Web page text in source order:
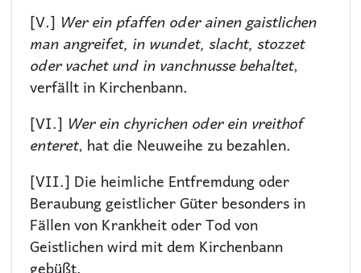
[V.] Wer ein pfaffen oder ainen gaistlichen
man angreifet, in wundet, slacht, stozzet
oder vachet und in vanchnusse behaltet,
verfällt in Kirchenbann.
[VI.] Wer ein chyrichen oder ein vreithof
enteret, hat die Neuweihe zu bezahlen.
[VII.] Die heimliche Entfremdung oder
Beraubung geistlicher Güter besonders in
Fällen von Krankheit oder Tod von
Geistlichen wird mit dem Kirchenbann
gebüßt.